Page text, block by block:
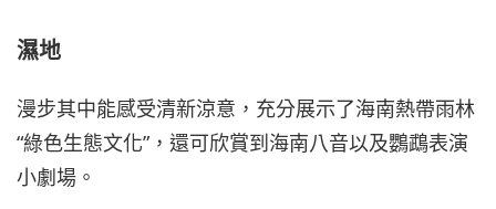
濕地
漫步其中能感受清新涼意，充分展示了海南熱帶雨林
“綠色生態文化”，還可欣賞到海南八音以及鸚鵡表演
小劇場。